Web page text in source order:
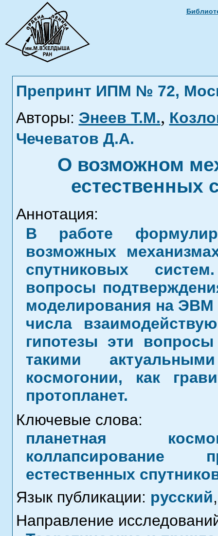
Препринт ИПМ № 72,
Авторы: Энеев Т.М.,
Чечеватов Д.А.
О возможном
естественных
Аннотация:
В работе
возможных
спутниковых
вопросы
моделирования на
числа
гипотезы эти
такими
космогонии, как
протопланет.
Ключевые слова:
планетная
коллапсирование
естественных
Язык публикации: русский,
Направление